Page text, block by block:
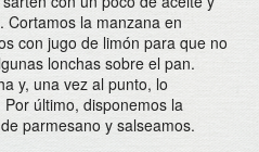
Cortamos la manzana en
con jugo de limón para que no
lonchas sobre el pan.
y, una vez al punto, lo
último, disponemos la
parmesano y salseamos.